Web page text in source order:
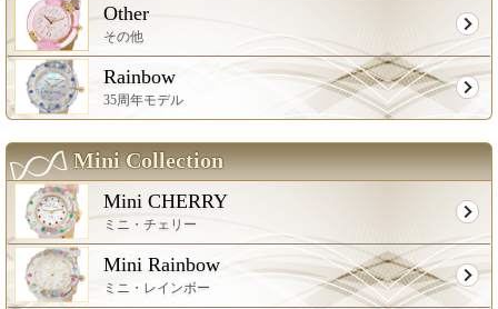
Other
その他
Rainbow
35周年モデル
Mini Collection
Mini CHERRY
ミニ・チェリー
Mini Rainbow
ミニ・レインボー